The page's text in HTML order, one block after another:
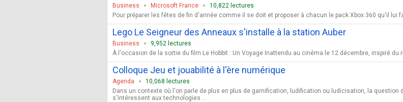
Business Microsoft France
10,822 lectures
Pour préparer les fêtes de fin d'année comme il se doit et proposer à chacun le pack Xbox 360 qu'il
Lego Le Seigneur des Anneaux s'installe à la station Auber
Business
9,952 lectures
À l'occasion de la sortie du film Le Hobbit : Un Voyage Inattendu au cinéma le 12 décembre, inspiré
Colloque Jeu et jouabilité à l'ère numérique
Agenda
10,068 lectures
Dans un contexte où l'on parle de plus en plus de gamification, ludification ou ludicisation, la
s'intéressent aux technologies ...